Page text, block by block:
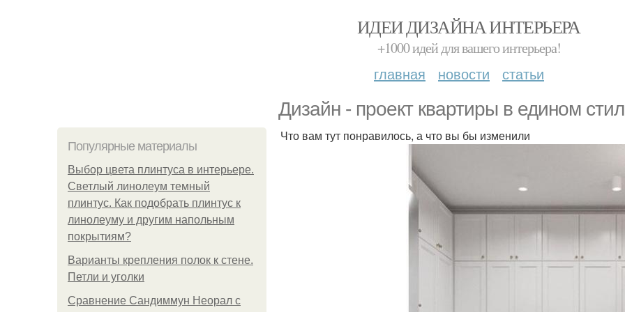
ИДЕИ ДИЗАЙНА ИНТЕРЬЕРА
+1000 идей для вашего интерьера!
главная новости статьи
Дизайн - проект квартиры в едином
Популярные материалы
Выбор цвета плинтуса в интерьере.
Светлый линолеум темный
плинтус. Как подобрать плинтус к
линолеуму и другим напольным
покрытиям?
Варианты крепления полок к стене.
Петли и уголки
Сравнение Сандиммун Неорал с
Что вам тут понравилось, а что вы бы изменили